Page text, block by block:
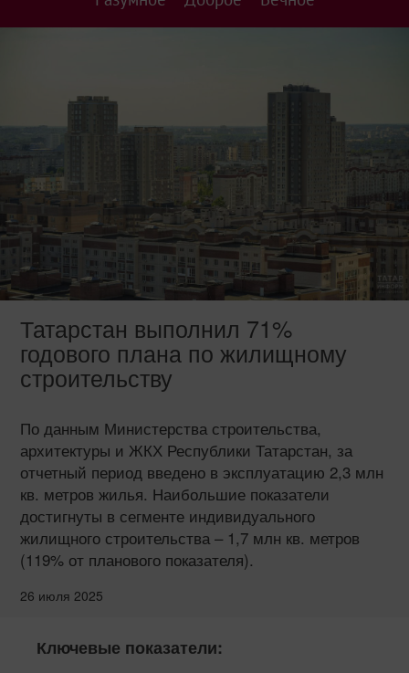
Татарстан выполнил 71%
годового плана по жилищному
строительству
По данным Министерства строительства,
архитектуры и ЖКХ Республики Татарстан, за
отчетный период введено в эксплуатацию 2,3 млн
кв. метров жилья. Наибольшие показатели
достигнуты в сегменте индивидуального
жилищного строительства – 1,7 млн кв. метров
(119% от планового показателя).
26 июля 2025
Ключевые показатели: